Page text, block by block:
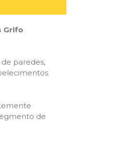
Grifo
paredes,
de